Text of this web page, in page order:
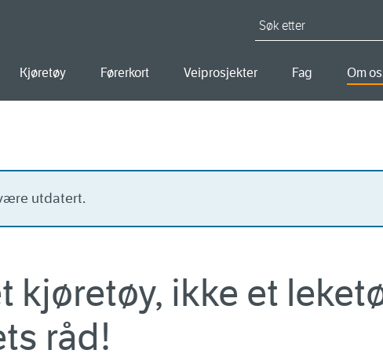
Kjøretøy Førerkort Veiprosjekter Fag Om
utdatert.
kjøretøy, ikke et
råd!